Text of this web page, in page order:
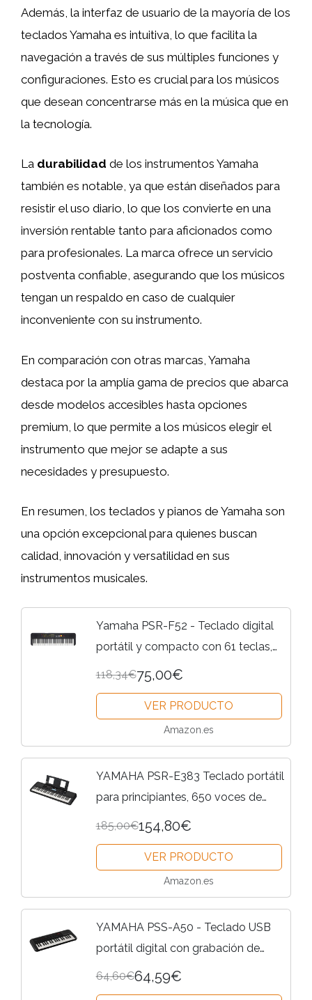
Además, la interfaz de usuario de la mayoría de los
teclados Yamaha es intuitiva, lo que facilita la
navegación a través de sus múltiples funciones y
configuraciones. Esto es crucial para los músicos
que desean concentrarse más en la música que en
la tecnología.
La durabilidad de los instrumentos Yamaha
también es notable, ya que están diseñados para
resistir el uso diario, lo que los convierte en una
inversión rentable tanto para aficionados como
para profesionales. La marca ofrece un servicio
postventa confiable, asegurando que los músicos
tengan un respaldo en caso de cualquier
inconveniente con su instrumento.
En comparación con otras marcas, Yamaha
destaca por la amplía gama de precios que abarca
desde modelos accesibles hasta opciones
premium, lo que permite a los músicos elegir el
instrumento que mejor se adapte a sus
necesidades y presupuesto.
En resumen, los teclados y pianos de Yamaha son
una opción excepcional para quienes buscan
calidad, innovación y versatilidad en sus
instrumentos musicales.
Yamaha PSR-F52 - Teclado digital
portátil y compacto con 61 teclas,
144 voces de instrumentos y 158
118,34€75,00€
VER PRODUCTO
Amazon.es
YAMAHA PSR-E383 Teclado portátil
para principiantes, 650 voces de
instrumentos auténticos y teclas
polifonía de 48 notas,...
185,00€154,80€
VER PRODUCTO
Amazon.es
YAMAHA PSS-A50 - Teclado USB
portátil digital con grabación de
frases, 42 voces integradas y 138
64,60€64,59€